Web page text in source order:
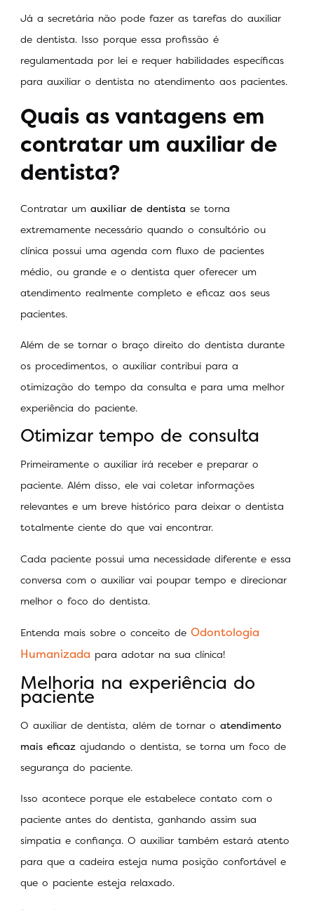
Já a secretária não pode fazer as tarefas do auxiliar
de dentista. Isso porque essa profissão é
regulamentada por lei e requer habilidades específicas
para auxiliar o dentista no atendimento aos pacientes.
Quais as vantagens em
contratar um auxiliar de
dentista?
Contratar um auxiliar de dentista se torna
extremamente necessário quando o consultório ou
clínica possui uma agenda com fluxo de pacientes
médio, ou grande e o dentista quer oferecer um
atendimento realmente completo e eficaz aos seus
pacientes.
Além de se tornar o braço direito do dentista durante
os procedimentos, o auxiliar contribui para a
otimização do tempo da consulta e para uma melhor
experiência do paciente.
Otimizar tempo de consulta
Primeiramente o auxiliar irá receber e preparar o
paciente. Além disso, ele vai coletar informações
relevantes e um breve histórico para deixar o dentista
totalmente ciente do que vai encontrar.
Cada paciente possui uma necessidade diferente e essa
conversa com o auxiliar vai poupar tempo e direcionar
melhor o foco do dentista.
Entenda mais sobre o conceito de Odontologia
Humanizada para adotar na sua clínica!
Melhoria na experiência do
paciente
O auxiliar de dentista, além de tornar o atendimento
mais eficaz ajudando o dentista, se torna um foco de
segurança do paciente.
Isso acontece porque ele estabelece contato com o
paciente antes do dentista, ganhando assim sua
simpatia e confiança. O auxiliar também estará atento
para que a cadeira esteja numa posição confortável e
que o paciente esteja relaxado.